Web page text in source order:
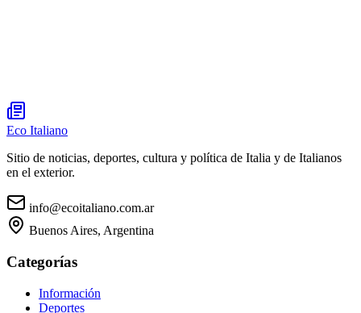
Eco Italiano
Sitio de noticias, deportes, cultura y política de Italia y de Italianos
en el exterior.
info@ecoitaliano.com.ar
Buenos Aires, Argentina
Categorías
Información
Deportes